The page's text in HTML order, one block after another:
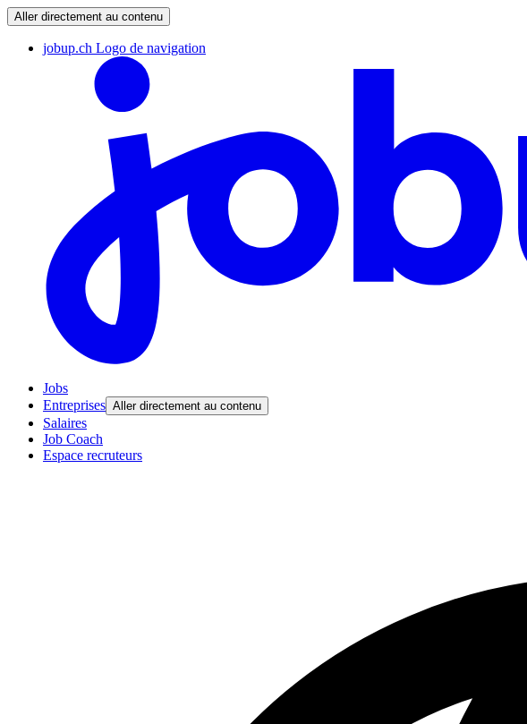
Aller directement au contenu
jobup.ch Logo de navigation
Jobs
Entreprises Aller directement au contenu
Salaires
Job Coach
Espace recruteurs